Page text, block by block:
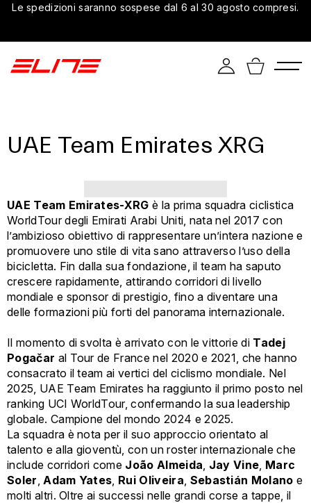
Le spedizioni saranno sospese dal 6 al 30 agosto compresi.
UAE Team Emirates XRG
UAE Team Emirates-XRG è la prima squadra ciclistica
WorldTour degli Emirati Arabi Uniti, nata nel 2017 con
l’ambizioso obiettivo di rappresentare un’intera nazione e
promuovere uno stile di vita sano attraverso l’uso della
bicicletta. Fin dalla sua fondazione, il team ha saputo
crescere rapidamente, attirando corridori di livello
mondiale e sponsor di prestigio, fino a diventare una
delle formazioni più forti del panorama internazionale.
Il momento di svolta è arrivato con le vittorie di Tadej
Pogačar al Tour de France nel 2020 e 2021, che hanno
consacrato il team ai vertici del ciclismo mondiale. Nel
2025, UAE Team Emirates ha raggiunto il primo posto nel
ranking UCI WorldTour, confermando la sua leadership
globale. Campione del mondo 2024 e 2025.
La squadra è nota per il suo approccio orientato al
talento e alla gioventù, con un roster internazionale che
include corridori come João Almeida, Jay Vine, Marc
Soler,Adam Yates, Rui Oliveira, Sebastián Molano e
molti altri. Oltre ai successi nelle grandi corse a tappe, il